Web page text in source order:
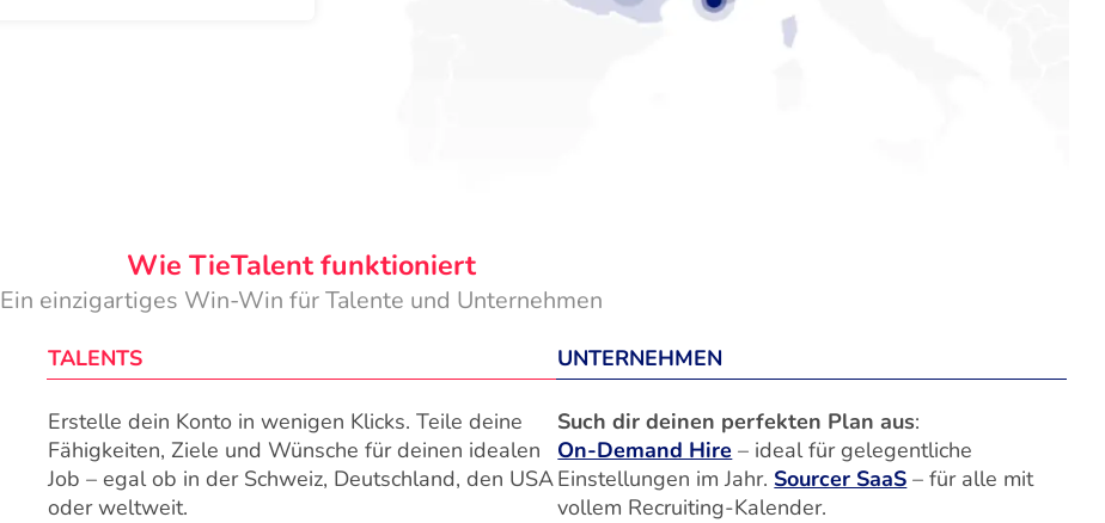
Wie TieTalent funktioniert
Ein einzigartiges Win-Win für Talente und Unternehmen
TALENTS UNTERNEHMEN
Erstelle dein Konto in wenigen Klicks. Teile deine
Fähigkeiten, Ziele und Wünsche für deinen idealen
Job – egal ob in der Schweiz, Deutschland, den USA
oder weltweit.
Such dir deinen perfekten Plan aus:
On-Demand Hire – ideal für gelegentliche
Einstellungen im Jahr. Sourcer SaaS – für alle mit
vollem Recruiting-Kalender.